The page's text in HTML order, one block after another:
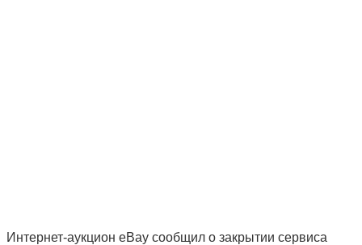
Интернет-аукцион eBay сообщил о закрытии сервиса